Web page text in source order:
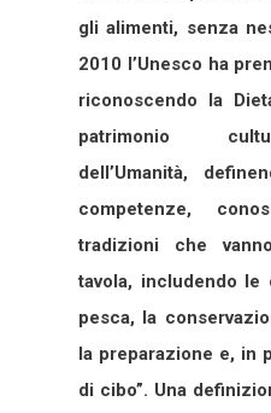
gli alimenti, senza
2010 l’Unesco ha
riconoscendo la
patrimonio
dell’Umanità,
competenze,
tradizioni che
tavola, includendo
pesca, la
la preparazione e, in
di cibo”. Una